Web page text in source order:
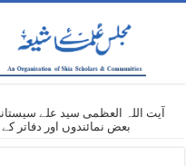
آیت اللہ العظمی سید علے
بعض نمائندوں اور دفاتر